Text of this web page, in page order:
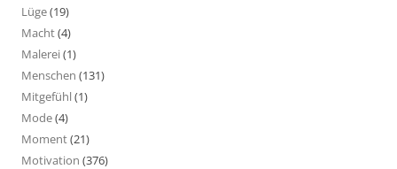
Lüge(19)
Macht(4)
Malerei(1)
Menschen (131)
Mitgefühl(1)
Mode(4)
Moment(21)
Motivation (376)